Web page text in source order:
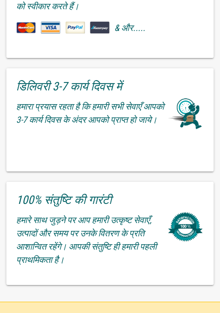
को स्वीकार करते हैं।
& और.....
डिलिवरी 3-7 कार्य दिवस में
हमारा प्रयास रहता है कि हमारी सभी सेवाएँ आपको
3-7 कार्य दिवस के अंदर आपको प्राप्त हो जाये।
100% संतुष्टि की गारंटी
हमारे साथ जुड़ने पर आप हमारी उत्कृष्ट सेवाएँ,
उत्पादों और समय पर उनके वितरण के प्रति
आशान्वित रहेंगे। आपकी संतुष्टि ही हमारी पहली
प्राथमिकता है।